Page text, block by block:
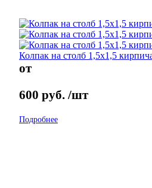
Колпак на столб 1,5х1,5
от
600 руб. /шт
Подробнее